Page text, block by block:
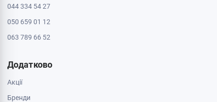
044 334 54 27
050 659 01 12
063 789 66 52
Додатково
Акції
Бренди